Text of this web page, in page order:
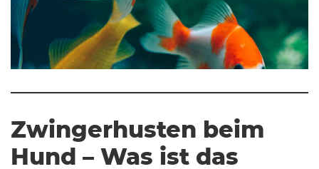
Zwingerhusten beim
Hund – Was ist das